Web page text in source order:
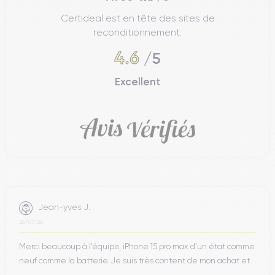
verre Ceramic Shield, conçu pour offrir une meilleure
résistance aux rayures et aux chocs.
Finitions de l'iPhone 12
apparence élégante et sophistiquée. Le dos en
design minimalistedu dos de l'appareil ne comporte aucun
logo ou marquage, ce qui le rend élégant et discret.
aux rayures.
Connexion de l'iPhone 12
Certideal est en tête des sites de
reconditionnement.
4.6 /5
Excellent
Jean-yves J.
26/07/26
Merci beaucoup à l’équipe, iPhone 15 pro max d’un état comme
neuf comme la batterie. Je suis très content de mon achat et